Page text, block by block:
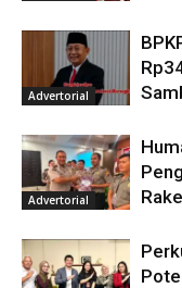
Advertorial
Advertorial